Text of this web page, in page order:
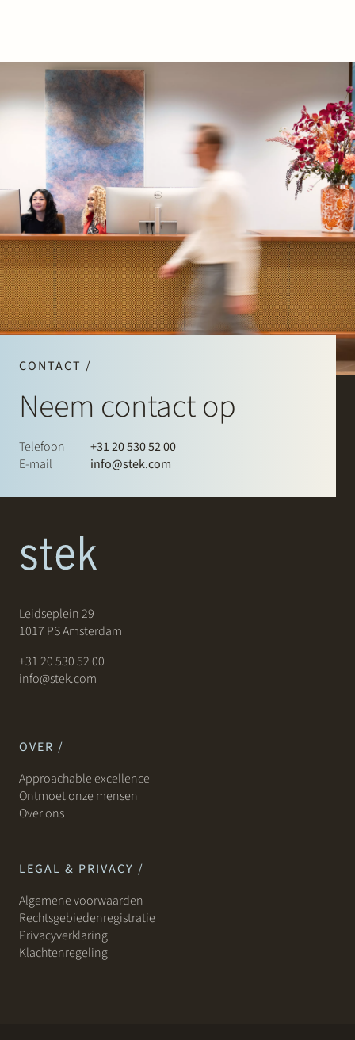
CONTACT /
Neem contact op
Telefoon
+31 20 530 52 00
E-mail
info@stek.com
Leidseplein 29
1017 PS Amsterdam
+31 20 530 52 00
info@stek.com
OVER /
Approachable excellence
Ontmoet onze mensen
Over ons
LEGAL & PRIVACY /
Algemene voorwaarden
Rechtsgebiedenregistratie
Privacyverklaring
Klachtenregeling